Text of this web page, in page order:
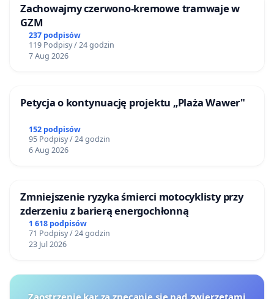
Zachowajmy czerwono-kremowe tramwaje w
GZM
237 podpisów
119 Podpisy / 24 godzin
7 Aug 2026
Petycja o kontynuację projektu „Plaża Wawer"
152 podpisów
95 Podpisy / 24 godzin
6 Aug 2026
Zmniejszenie ryzyka śmierci motocyklisty przy
zderzeniu z barierą energochłonną
1 618 podpisów
71 Podpisy / 24 godzin
23 Jul 2026
Zaostrzenie kar za znęcanie się nad zwierzętami